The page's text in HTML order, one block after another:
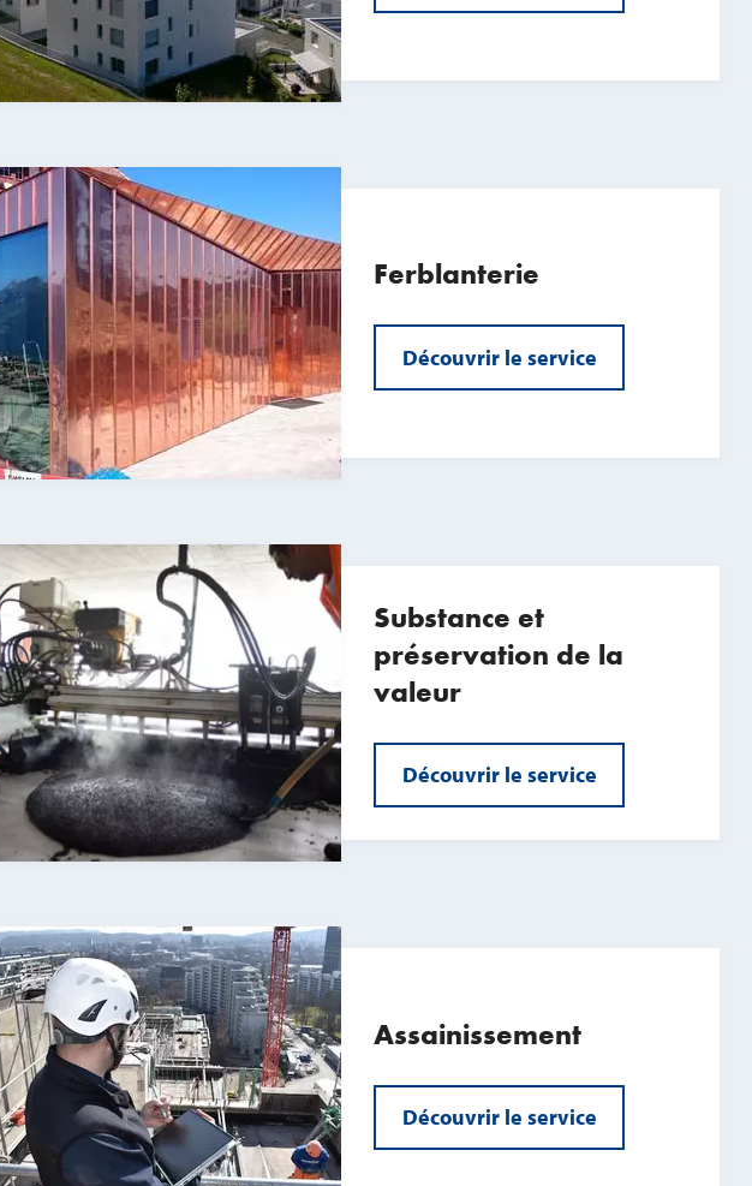
Ferblanterie
Découvrir le service
Substance et
préservation de la
valeur
Découvrir le service
Assainissement
Découvrir le service